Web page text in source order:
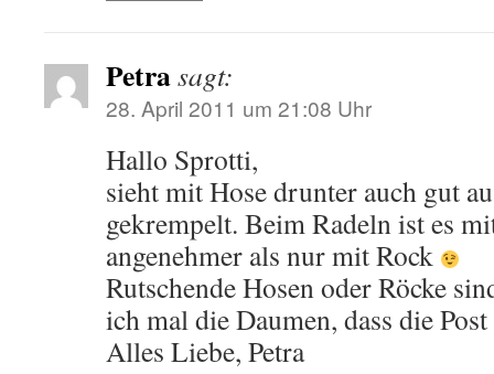
Petrasagt:
28. April 2011 um 21:08 Uhr
Hallo Sprotti,
sieht mit Hose drunter auch gut
gekrempelt. Beim Radeln ist es
angenehmer als nur mit Rock
Rutschende Hosen oder Röcke
ich mal die Daumen, dass die
Alles Liebe, Petra